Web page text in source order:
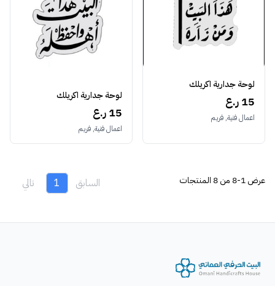
لوحة جدارية اكريلك
15 ر.ع
اعمال فنية, فريم
لوحة جدارية اكريلك
15 ر.ع
اعمال فنية, فريم
عرض1-8 من 8 المنتجات السابق 1 تالي